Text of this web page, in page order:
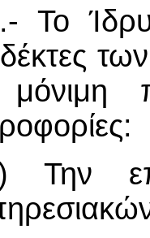
Το
μόνιμη
Την